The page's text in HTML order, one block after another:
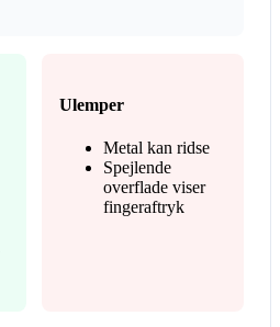
Ulemper
Metal kan ridse
Spejlende
overflade viser
fingeraftryk